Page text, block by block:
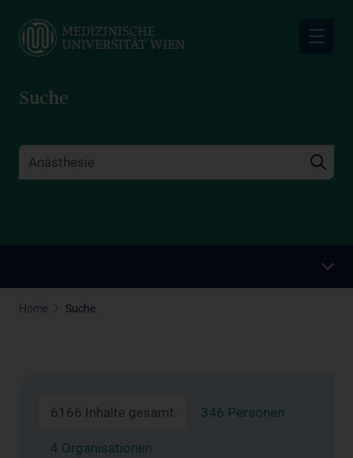
main
Suche
Home Suche
6166 Inhalte gesamt 346 Personen
4 Organisationen